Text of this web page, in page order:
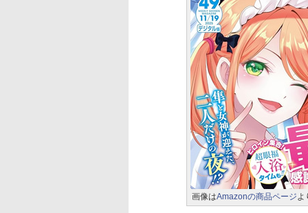
画像はAmazonの商品ページよ